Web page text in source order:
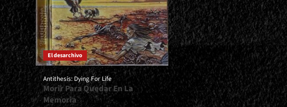
El desarchivo
Antithesis: Dying For Life
Morir Para Quedar En La
Memoria